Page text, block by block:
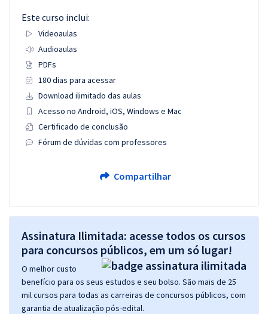
Este curso inclui:
Videoaulas
Audioaulas
PDFs
180 dias para acessar
Download ilimitado das aulas
Acesso no Android, iOS, Windows e Mac
Certificado de conclusão
Fórum de dúvidas com professores
Compartilhar
Assinatura Ilimitada: acesse todos os cursos
para concursos públicos, em um só lugar!
O melhor custo
benefício para os seus estudos e seu bolso. São mais de 25
mil cursos para todas as carreiras de concursos públicos, com
garantia de atualização pós-edital.